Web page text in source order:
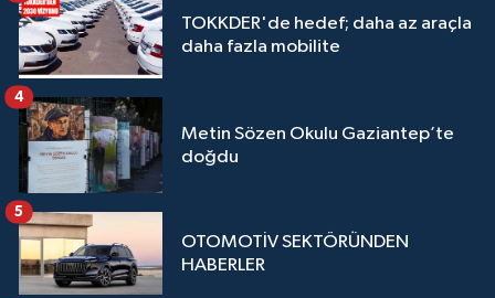
TOKKDER'de hedef; daha az araçla
daha fazla mobilite
Metin Sözen Okulu Gaziantep’te
doğdu
4
OTOMOTİV SEKTÖRÜNDEN
HABERLER
5